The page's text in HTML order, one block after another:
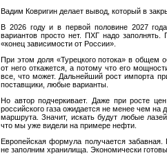
Вадим Ковригин делает вывод, который в
В 2026 году и в первой половине 2027
вариантов просто нет. ПХГ надо
«конец зависимости от России».
При этом доля «Турецкого потока» в общем
от него откажется, а потому что его
все, что может. Дальнейший рост импорта
поставщики, любые варианты.
Но автор подчеркивает. Даже при росте
российского газа ожидается не менее чем на
маршрута. Значит, искать будут любые
что мы уже видели на примере нефти.
Европейская формула получается забавная.
не заполним хранилища. Экономически